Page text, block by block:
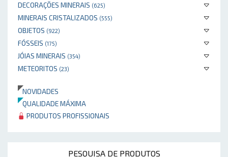
DECORAÇÕES MINERAIS (625)
MINERAIS CRISTALIZADOS (555)
OBJETOS (922)
FÓSSEIS (175)
JÓIAS MINERAIS (354)
METEORITOS (23)
NOVIDADES
QUALIDADE MÁXIMA
PRODUTOS PROFISSIONAIS
PESQUISA DE PRODUTOS